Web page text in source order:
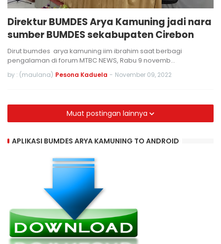
Direktur BUMDES Arya Kamuning jadi nara
sumber BUMDES sekabupaten Cirebon
Dirut bumdes arya kamuning iim ibrahim saat berbagi
pengalaman di forum MTBC NEWS, Rabu 9 novemb…
by : (maulana) Pesona Kaduela - November 09, 2022
Muat postingan lainnya
APLIKASI BUMDES ARYA KAMUNING TO ANDROID